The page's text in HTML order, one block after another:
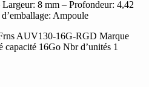
8 mm – Profondeur: 4,42
Ampoule
AUV130-16G-RGD Marque
16Go Nbr d’unités 1